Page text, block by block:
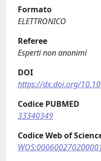
Formato
ELETTRONICO
Referee
Esperti non anonimi
DOI
https://dx.doi.org/
Codice PUBMED
33340349
Codice Web of